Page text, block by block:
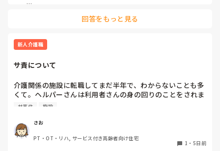
敬老会、おばあちゃん？　又は、両親にするとしたら、孫つれ
て実家に行って、ご飯、プレゼント？外食と言う所ですかね？
クリスマスもにたような、感じ？
そもそも、大人になって、イベントってやるのかな？端午の節
句、お雛様、やる？　やったとして、食事、プレゼント位なも
のでしょ？
かもしれないですよね？逆に孫や、子供にやってあげる側！！
なのが、大人ですよね？
じゃあ！！逆に、最近の大人って何してる？ゲーム？漫画？プ
回答をもっと見る
新人介護職
サ責について
介護関係の施設に転職してまだ半年で、わからないことも多
くて。ヘルパーさんは利用者さんの身の回りのことをされま
すが、その中にサ責という方がいらっしゃいます。サ責とは
か？
サ高住 施設
さお
PT・OT・リハ, サービス付き高齢者向け住宅
1 ・ 5日前